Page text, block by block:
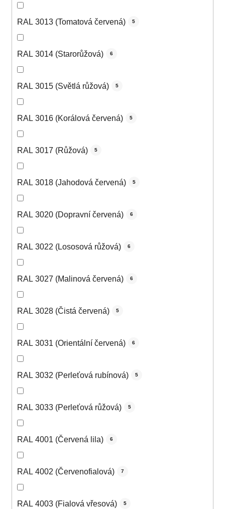
RAL 3013 (Tomatová červená) 5
RAL 3014 (Starorůžová) 6
RAL 3015 (Světlá růžová) 5
RAL 3016 (Korálová červená) 5
RAL 3017 (Růžová) 5
RAL 3018 (Jahodová červená) 5
RAL 3020 (Dopravní červená) 6
RAL 3022 (Lososová růžová) 6
RAL 3027 (Malinová červená) 6
RAL 3028 (Čistá červená) 5
RAL 3031 (Orientální červená) 6
RAL 3032 (Perleťová rubínová) 5
RAL 3033 (Perleťová růžová) 5
RAL 4001 (Červená lila) 6
RAL 4002 (Červenofialová) 7
RAL 4003 (Fialová vřesová) 5